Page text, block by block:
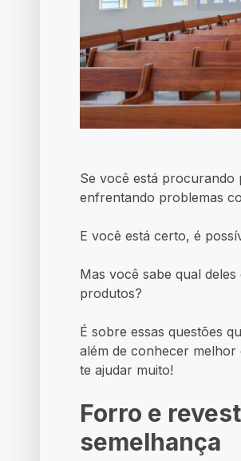
Se você está
enfrentando problemas
E você está certo, é
Mas você sabe qual
produtos?
É sobre essas questões
além de conhecer
te ajudar muito!
Forro e
semelhança